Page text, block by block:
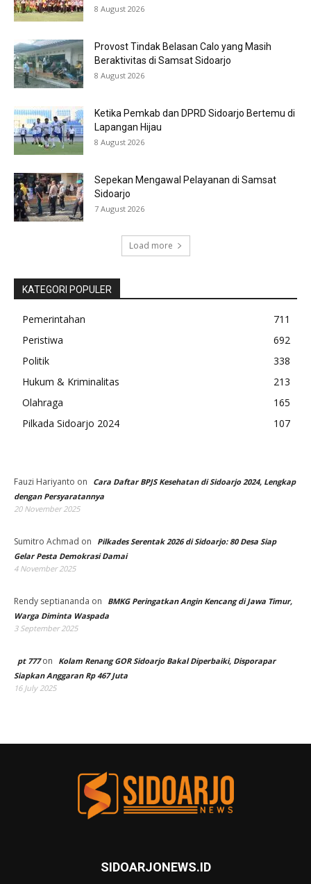
8 August 2026
Provost Tindak Belasan Calo yang Masih
Beraktivitas di Samsat Sidoarjo
8 August 2026
Ketika Pemkab dan DPRD Sidoarjo Bertemu di
Lapangan Hijau
8 August 2026
Sepekan Mengawal Pelayanan di Samsat
Sidoarjo
7 August 2026
Load more
KATEGORI POPULER
Pemerintahan
711
Peristiwa
692
Politik
338
Hukum & Kriminalitas
213
Olahraga
165
Pilkada Sidoarjo 2024
107
Fauzi Hariyanto on
Cara Daftar BPJS Kesehatan di Sidoarjo 2024, Lengkap
dengan Persyaratannya
20 November 2025
Sumitro Achmad on
Pilkades Serentak 2026 di Sidoarjo: 80 Desa Siap
Gelar Pesta Demokrasi Damai
4 November 2025
Rendy septiananda on
BMKG Peringatkan Angin Kencang di Jawa Timur,
Warga Diminta Waspada
3 September 2025
pt 777on
Kolam Renang GOR Sidoarjo Bakal Diperbaiki, Disporapar
Siapkan Anggaran Rp 467 Juta
16 July 2025
SIDOARJONEWS.ID